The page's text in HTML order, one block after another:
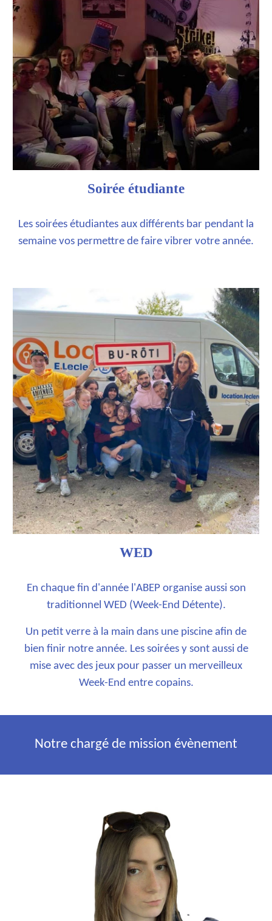
Soirée étudiante
Les soirées étudiantes aux différents bar pendant la
semaine vos permettre de faire vibrer votre année.
WED
En chaque fin d'année l'ABEP organise aussi son
traditionnel WED (Week-End Détente).
Un petit verre à la main dans une piscine afin de
bien finir notre année. Les soirées y sont aussi de
mise avec des jeux pour passer un merveilleux
Week-End entre copains.
Notre chargé de mission évènement